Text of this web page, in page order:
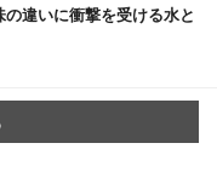
違いに衝撃を受ける水と